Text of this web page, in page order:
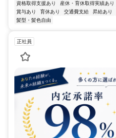
資格取得支援あり 産休・育休取得実績あり
賞与あり
育休あり 交通費支給 昇給あり
髪型・髪色自由
正社員